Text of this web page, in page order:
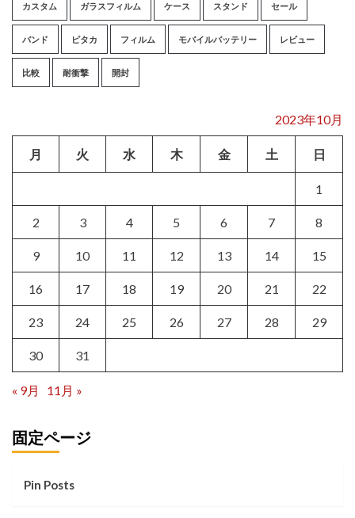
カスタム ガラスフィルム ケース スタンド セール
バンド ピタカ フィルム モバイルバッテリー レビュー
比較 耐衝撃 開封
2023年10月
月 火 水 木 金 土 日
1
2 3 4 5 6 7 8
9 10 11 12 13 14 15
16 17 18 19 20 21 22
23 24 25 26 27 28 29
30 31
« 9月 11月 »
固定ページ
Pin Posts